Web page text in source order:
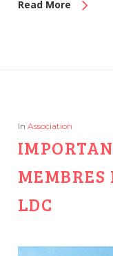
Read More
In Association
MEMBRES
LDC